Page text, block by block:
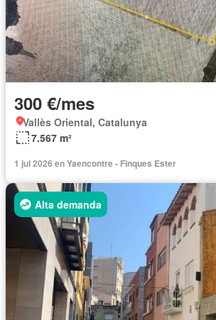
300 €/mes
Vallès Oriental, Catalunya
7.567 m²
1 jul 2026 en Yaencontre - Finques Ester
Alta demanda